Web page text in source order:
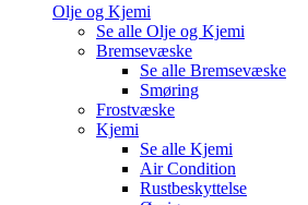
Olje og Kjemi
Se alle Olje og Kjemi
Bremsevæske
Se alle Bremsevæske
Smøring
Frostvæske
Kjemi
Se alle Kjemi
Air Condition
Rustbeskyttelse